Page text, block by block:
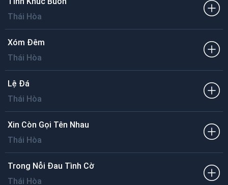
Thái Hòa
Xóm Đêm
Thái Hòa
Lệ Đá
Thái Hòa
Xin Còn Gọi Tên Nhau
Thái Hòa
Trong Nỗi Đau Tình Cờ
Thái Hòa